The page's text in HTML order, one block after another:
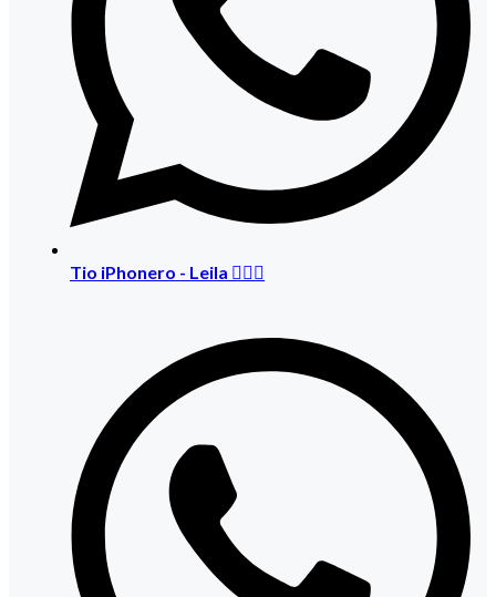
Tio iPhonero - Leila 🙅🏻‍♀️